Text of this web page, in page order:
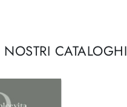
CATALOGHI